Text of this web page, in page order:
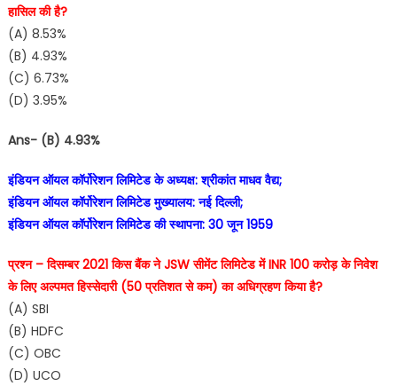
हासिल की है?
(A) 8.53%
(B) 4.93%
(C) 6.73%
(D) 3.95%
Ans- (B) 4.93%
इंडियन ऑयल कॉर्पोरेशन लिमिटेड के अध्यक्ष: श्रीकांत माधव वैद्य;
इंडियन ऑयल कॉर्पोरेशन लिमिटेड मुख्यालय: नई दिल्ली;
इंडियन ऑयल कॉर्पोरेशन लिमिटेड की स्थापना: 30 जून 1959
प्रश्न – दिसम्बर 2021 किस बैंक ने JSW सीमेंट लिमिटेड में INR 100 करोड़ के निवेश
के लिए अल्पमत हिस्सेदारी (50 प्रतिशत से कम) का अधिग्रहण किया है?
(A) SBI
(B) HDFC
(C) OBC
(D) UCO